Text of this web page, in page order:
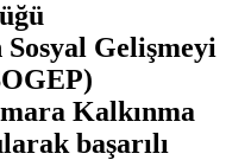
Gelişmeyi
Kalkınma
başarılı